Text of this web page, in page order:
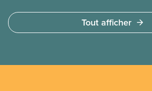
à des services privés à but lucratif.
soins doit dépendre des besoins
Tout afficher